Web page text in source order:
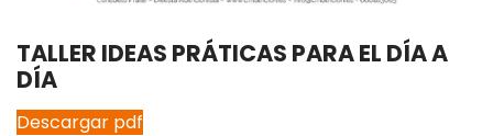
TALLER IDEAS PRÁTICAS PARA EL DÍA A
DÍA
Descargar pdf